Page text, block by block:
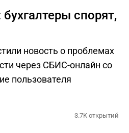
спорят,
новость о проблемах
через СБИС-онлайн со
пользователя
3.7K открытий